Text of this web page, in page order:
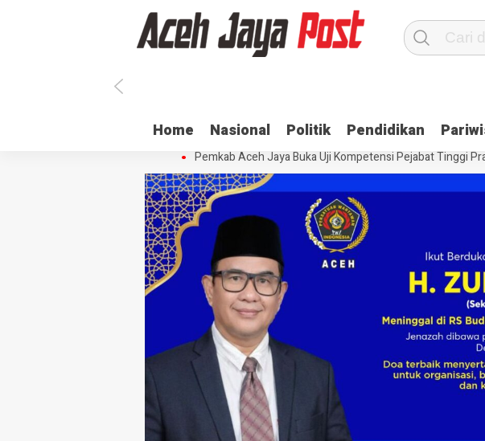
Home Nasional Politik Pendidikan
Ratusan ASN di Aceh Jaya Belum Terima Gaji
Ulama
Dua Oknum Anggota Polda Aceh Ditangkap, Ini Kasusnya
Pemkab Aceh Jaya Buka Uji Kompetensi Pejabat Tinggi